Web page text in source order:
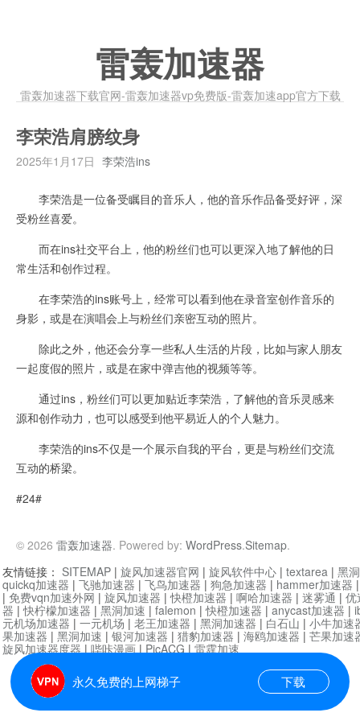
雷轰加速器
雷轰加速器下载官网-雷轰加速器vp免费版-雷轰加速app官方下载
李荣浩肩膀纹身
2025年1月17日 李荣浩ins
李荣浩是一位备受瞩目的音乐人，他的音乐作品备受好评，深
受粉丝喜爱。
而在ins社交平台上，他的粉丝们也可以更深入地了解他的日
常生活和创作过程。
在李荣浩的ins账号上，经常可以看到他在录音室创作音乐的
身影，或是在演唱会上与粉丝们亲密互动的照片。
除此之外，他还会分享一些私人生活的片段，比如与家人朋友
一起度假的照片，或是在家中弹吉他的视频等等。
通过ins，粉丝们可以更加贴近李荣浩，了解他的音乐灵感来
源和创作动力，也可以感受到他平易近人的个人魅力。
李荣浩的ins不仅是一个展示自我的平台，更是与粉丝们交流
互动的桥梁。
#24#
© 2026 雷轰加速器. Powered by: WordPress.Sitemap.
永久免费的上网梯子 下载
友情链接： SITEMAP | 旋风加速器官网 | 旋风软件中心 | textarea | 黑
quickq加速器 | 飞驰加速器 | 飞鸟加速器 | 狗急加速器 | hammer加速器
| 免费vqn加速外网 | 旋风加速器 |快橙加速器 | 啊哈加速器 | 迷雾通 | 优
器 |快柠檬加速器 | 黑洞加速 | falemon |快橙加速器 | anycast加速器 |
元机场加速器 | 一元机场 | 老王加速器 | 黑洞加速器 | 白石山 | 小牛加速
果加速器 | 黑洞加速 | 银河加速器 | 猎豹加速器 | 海鸥加速器 | 芒果加速
旋风加速器度器|哔咔漫画|PicACG|雷霆加速